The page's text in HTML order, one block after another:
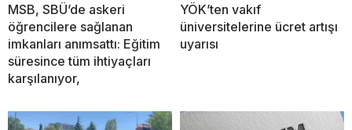
MSB, SBÜ’de askeri
öğrencilere sağlanan
imkanları anımsattı: Eğitim
süresince tüm ihtiyaçları
karşılanıyor,
YÖK’ten vakıf
üniversitelerine ücret artışı
uyarısı